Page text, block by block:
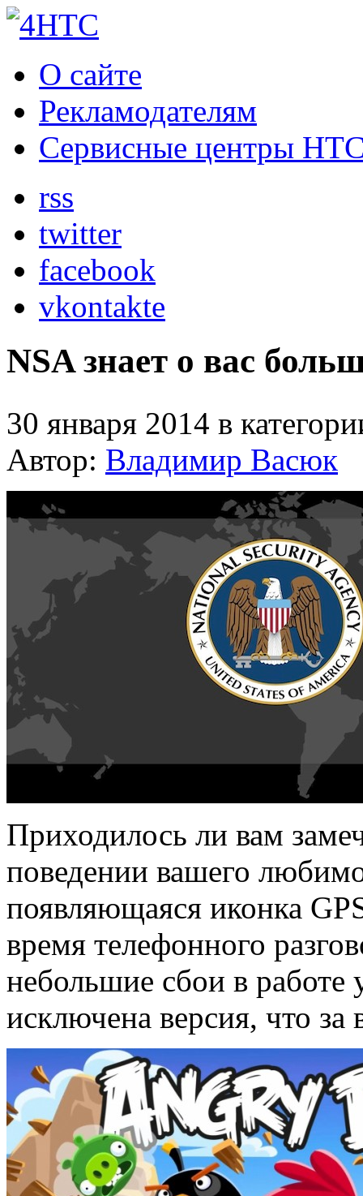
О сайте
Рекламодателям
Сервисные центры
rss
twitter
facebook
vkontakte
NSA знает о вас
30 января 2014 в
Автор: Владимир Васюк
Приходилось ли вам
поведении вашего
появляющаяся иконка
время телефонного
небольшие сбои в работе
исключена версия, что за